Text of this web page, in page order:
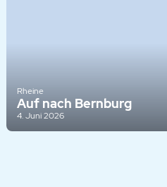
Rheine
Auf nach Bernburg
4. Juni 2026